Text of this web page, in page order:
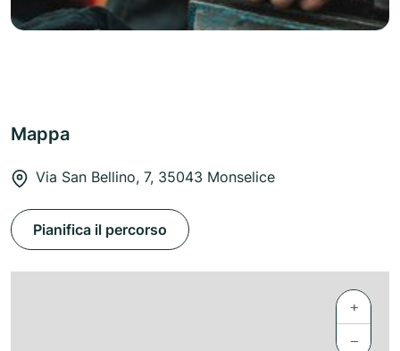
Mappa
Via San Bellino, 7, 35043 Monselice
Pianifica il percorso
+
−